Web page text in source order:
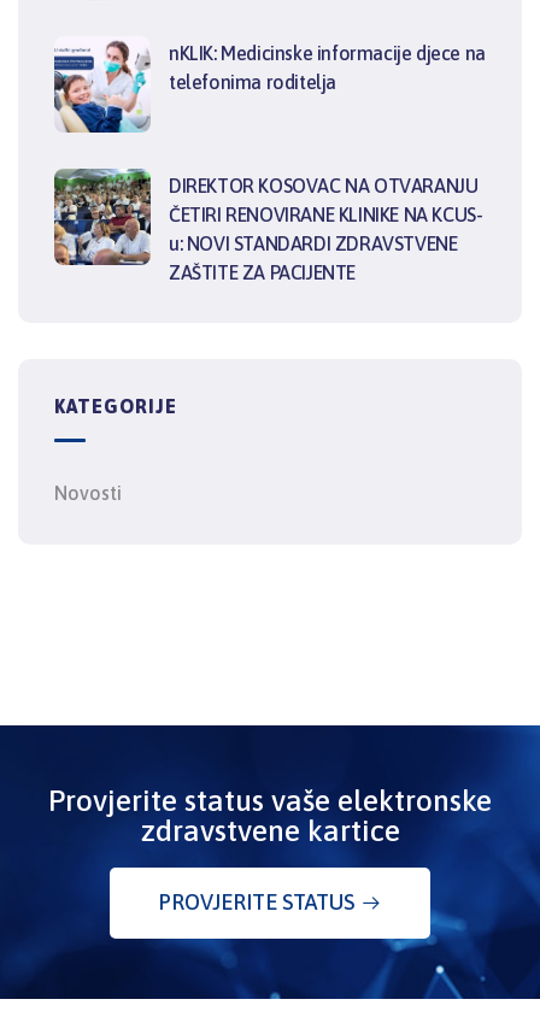
nKLIK: Medicinske informacije djece na
telefonima roditelja
DIREKTOR KOSOVAC NA OTVARANJU
ČETIRI RENOVIRANE KLINIKE NA KCUS-
u: NOVI STANDARDI ZDRAVSTVENE
ZAŠTITE ZA PACIJENTE
KATEGORIJE
Novosti
Provjerite status vaše elektronske
zdravstvene kartice
PROVJERITE STATUS